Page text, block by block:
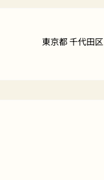
東京都 千代田区